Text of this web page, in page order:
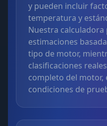
y pueden incluir
temperatura y
Nuestra
estimaciones
tipo de motor,
clasificaciones
completo del motor,
condiciones de